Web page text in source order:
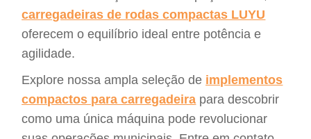
carregadeiras de rodas compactas LUYU
oferecem o equilíbrio ideal entre potência e
agilidade.
Explore nossa ampla seleção de implementos
compactos para carregadeira para descobrir
como uma única máquina pode revolucionar